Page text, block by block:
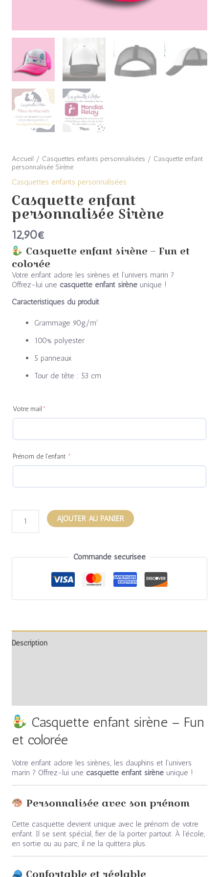
Accueil / Casquettes enfants personnalisées / Casquette enfant
personnalisée Sirène
Casquettes enfants personnalisées
Casquette enfant
personnalisée Sirène
12,90€
Casquette enfant sirène – Fun et
colorée
Votre enfant adore les sirènes et l’univers marin ?
Offrez-lui une casquette enfant sirèneunique !
Caractéristiques du produit
Grammage 90g/m²
100% polyester
5 panneaux
Tour de tête : 53 cm
Votre mail*
Prénom de l'enfant *
AJOUTER AU PANIER
Commande sécurisée
Description
Casquette enfant sirène – Fun
et colorée
Votre enfant adore les sirènes, les dauphins et l’univers
marin ? Offrez-lui une casquette enfant sirène unique !
Personnalisée avec son prénom
Cette casquette devient unique avec le prénom de votre
enfant. Il se sent spécial, fier de la porter partout. À l’école,
en sortie ou au parc, il ne la quittera plus.
Confortable et réglable